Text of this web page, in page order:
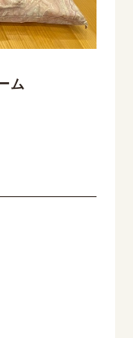
ム